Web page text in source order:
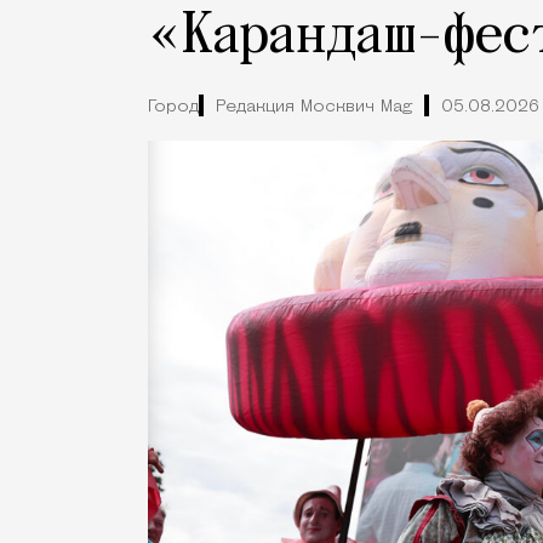
«Карандаш-
Город Редакция Москвич Mag 05.08.2026